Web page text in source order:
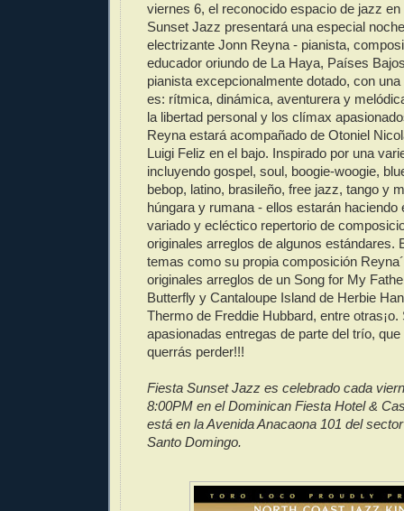
viernes 6, el reconocido espacio de jazz
Sunset Jazz presentará una especial
electrizante Jonn Reyna - pianista,
educador oriundo de La Haya, Países
pianista excepcionalmente dotado, con
es: rítmica, dinámica, aventurera y
la libertad personal y los clímax
Reyna estará acompañado de Otoniel
Luigi Feliz en el bajo. Inspirado por una
incluyendo gospel, soul, boogie-woogie,
bebop, latino, brasileño, free jazz, tango y
húngara y rumana - ellos estarán haciendo
variado y ecléctico repertorio de
originales arreglos de algunos estándares.
temas como su propia composición
originales arreglos de un Song for My
Butterfly y Cantaloupe Island de Herbie
Thermo de Freddie Hubbard, entre
apasionadas entregas de parte del trío,
querrás perder!!!
Fiesta Sunset Jazz es celebrado cada
8:00PM en el Dominican Fiesta Hotel &
está en la Avenida Anacaona 101 del
Santo Domingo.